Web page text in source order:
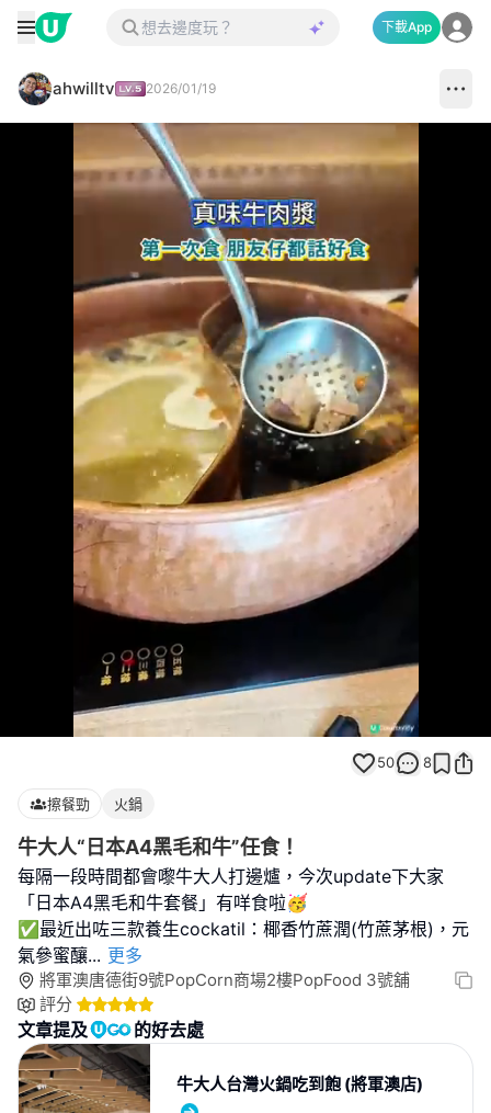
下載App
ahwilltv 2026/01/19
100.00%
50 8
擦餐勁 火鍋
牛大人“日本A4黑毛和牛”任食！
每隔一段時間都會嚟牛大人打邊爐，今次update下大家
「日本A4黑毛和牛套餐」有咩食啦🥳
✅最近出咗三款養生cockatil：椰香竹蔗潤(竹蔗茅根)，元
氣參蜜釀... 更多
將軍澳唐德街9號PopCorn商場2樓PopFood 3號舖
評分
文章提及 的好去處
牛大人台灣火鍋吃到飽 (將軍澳店)